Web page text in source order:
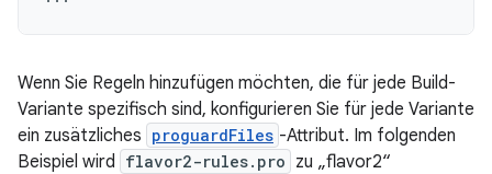
Wenn Sie Regeln hinzufügen möchten, die für jede Build-
Variante spezifisch sind, konfigurieren Sie für jede Variante
ein zusätzliches proguardFiles -Attribut. Im folgenden
Beispiel wird flavor2-rules.pro zu „flavor2“